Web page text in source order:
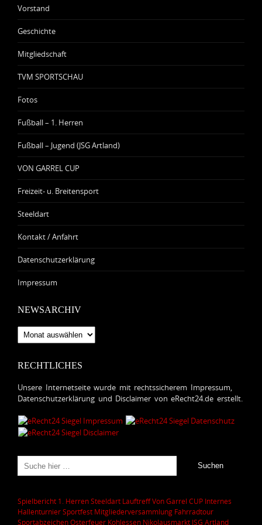
Vorstand
Geschichte
Mitgliedschaft
TVM SPORTSCHAU
Fotos
Fußball – 1. Herren
Fußball – Jugend (JSG Artland)
VON GARREL CUP
Freizeit- u. Breitensport
Steeldart
Kontakt / Anfahrt
Datenschutzerklärung
Impressum
NEWSARCHIV
Newsarchiv
RECHTLICHES
Unsere Internetseite wurde mit rechtssicherem Impressum,
Datenschutzerklärung und Disclaimer von eRecht24.de erstellt.
Spielbericht 1. HerrenSteeldart LauftreffVon Garrel CUP Internes
HallenturnierSportfest Mitgliederversammlung Fahrradtour
SportabzeichenOsterfeuer Kohlessen Nikolausmarkt JSG Artland